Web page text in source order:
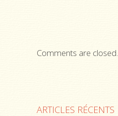
Comments are closed.
ARTICLES RÉCENTS